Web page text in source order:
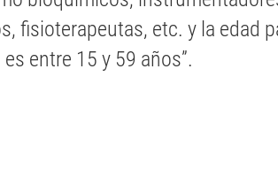
fisioterapeutas, etc. y la edad
entre 15 y 59 años”.